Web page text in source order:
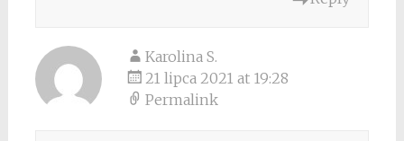
Karolina S.
21 lipca 2021 at 19:28
Permalink